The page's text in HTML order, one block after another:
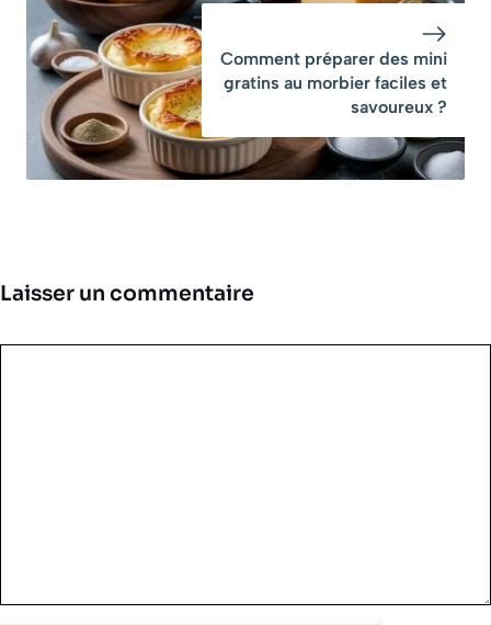
Comment préparer des mini
gratins au morbier faciles et
savoureux ?
Laisser un commentaire